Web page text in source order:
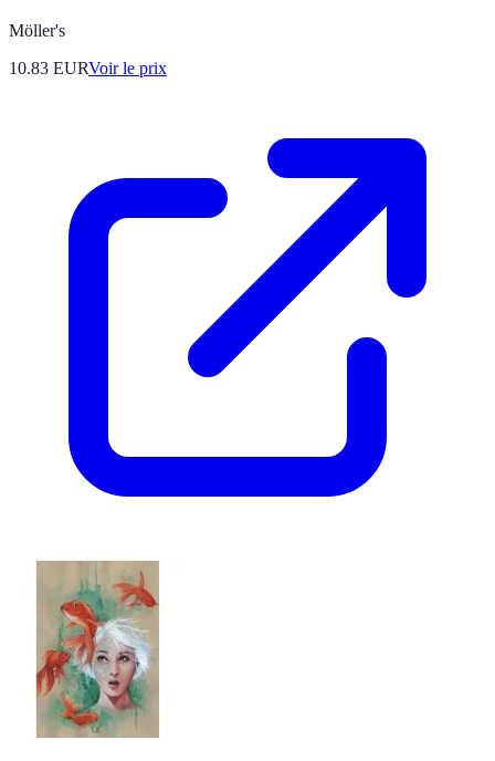
Möller's
10.83 EURVoir le prix